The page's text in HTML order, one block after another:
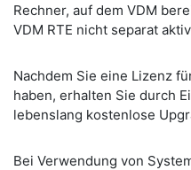
Rechner, auf dem VDM
VDM RTE nicht separat
Nachdem Sie eine Lizenz
haben, erhalten Sie durch
lebenslang kostenlose
Bei Verwendung von